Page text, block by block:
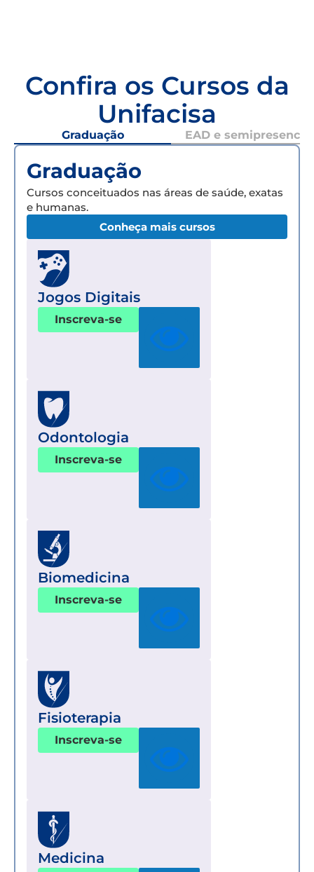
Confira os Cursos da
Unifacisa
Graduação EAD e semipresencial
Graduação
Cursos conceituados nas áreas de saúde, exatas
e humanas.
Conheça mais cursos
Jogos Digitais
Inscreva-se
Odontologia
Inscreva-se
Biomedicina
Inscreva-se
Fisioterapia
Inscreva-se
Medicina